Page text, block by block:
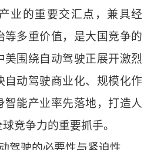
业的重要交汇点，兼具经
等多重价值，是大国竞争的
围绕自动驾驶正展开激烈
自动驾驶商业化、规模化作
能产业率先落地，打造人
竞争力的重要抓手。